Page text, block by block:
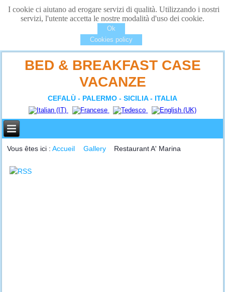
I cookie ci aiutano ad erogare servizi di qualità. Utilizzando i nostri
servizi, l'utente accetta le nostre modalità d'uso dei cookie.
Ok
Cookies policy
BED & BREAKFAST CASE
VACANZE
CEFALÙ - PALERMO - SICILIA - ITALIA
Vous êtes ici :Accueil Gallery Restaurant A' Marina